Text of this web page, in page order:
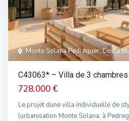
Monte Solana Pedreguer, Costa
C43063* – Villa de 3 chambres
728.000 €
Le projet dune villa individuelle de
lurbanisation Monte Solana, à